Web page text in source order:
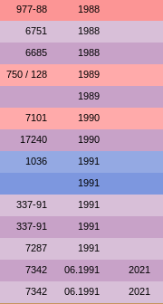
977-88 1988
6751 1988
6685 1988
750 / 128 1989
1989
7101 1990
17240 1990
1036 1991
1991
337-91 1991
337-91 1991
7287 1991
7342 06.1991 2021
7342 06.1991 2021